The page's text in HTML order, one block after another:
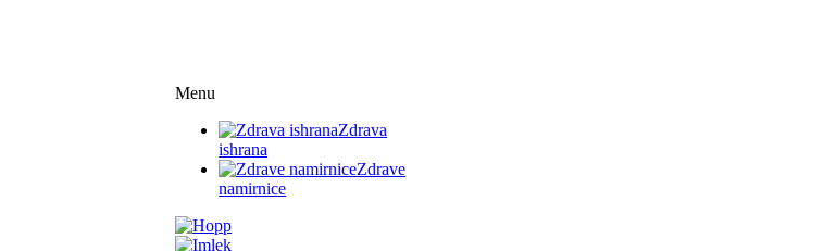
Menu
Zdrava
ishrana
Zdrave
namirnice